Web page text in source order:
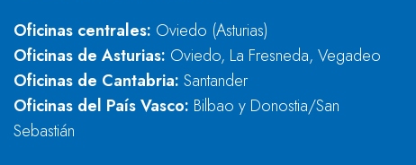
Oficinas centrales: Oviedo (Asturias)
Oficinas de Asturias: Oviedo, La Fresneda, Vegadeo
Oficinas de Cantabria: Santander
Oficinas del País Vasco: Bilbao y Donostia/San
Sebastián